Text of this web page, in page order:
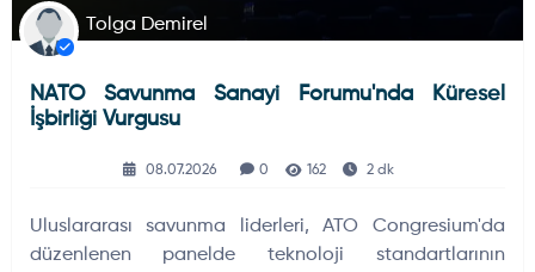
Tolga Demirel
NATO Savunma Sanayi Forumu'nda Küresel
İşbirliği Vurgusu
08.07.2026 0 162 2 dk
Uluslararası savunma liderleri, ATO Congresium'da
düzenlenen panelde teknoloji standartlarının